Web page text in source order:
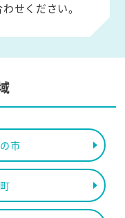
せください。
市